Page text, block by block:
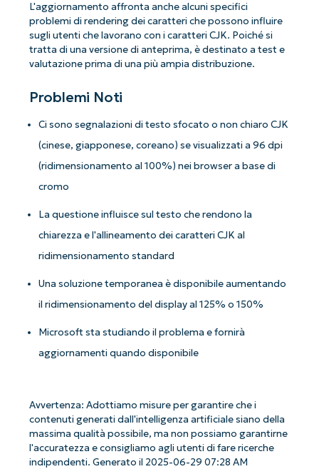
L'aggiornamento affronta anche alcuni specifici
problemi di rendering dei caratteri che possono influire
sugli utenti che lavorano con i caratteri CJK. Poiché si
tratta di una versione di anteprima, è destinato a test e
valutazione prima di una più ampia distribuzione.
Problemi Noti
Ci sono segnalazioni di testo sfocato o non chiaro CJK
(cinese, giapponese, coreano) se visualizzati a 96 dpi
(ridimensionamento al 100%) nei browser a base di
cromo
La questione influisce sul testo che rendono la
chiarezza e l'allineamento dei caratteri CJK al
ridimensionamento standard
Una soluzione temporanea è disponibile aumentando
il ridimensionamento del display al 125% o 150%
Microsoft sta studiando il problema e fornirà
aggiornamenti quando disponibile
Avvertenza: Adottiamo misure per garantire che i
contenuti generati dall'intelligenza artificiale siano della
massima qualità possibile, ma non possiamo garantirne
l'accuratezza e consigliamo agli utenti di fare ricerche
indipendenti. Generato il 2025-06-29 07:28 AM